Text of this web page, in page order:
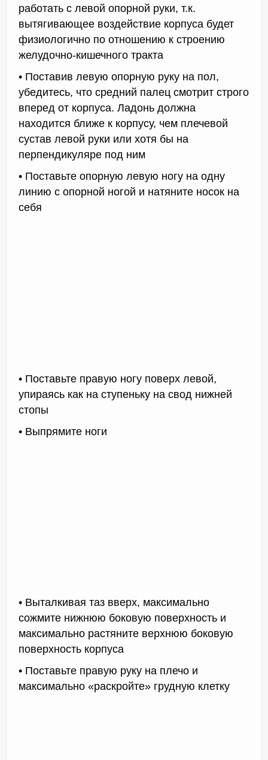
работать с левой опорной руки, т.к.
вытягивающее воздействие корпуса будет
физиологично по отношению к строению
желудочно-кишечного тракта
• Поставив левую опорную руку на пол,
убедитесь, что средний палец смотрит строго
вперед от корпуса. Ладонь должна
находится ближе к корпусу, чем плечевой
сустав левой руки или хотя бы на
перпендикуляре под ним
• Поставьте опорную левую ногу на одну
линию с опорной ногой и натяните носок на
себя
• Поставьте правую ногу поверх левой,
упираясь как на ступеньку на свод нижней
стопы
• Выпрямите ноги
• Выталкивая таз вверх, максимально
сожмите нижнюю боковую поверхность и
максимально растяните верхнюю боковую
поверхность корпуса
• Поставьте правую руку на плечо и
максимально «раскройте» грудную клетку